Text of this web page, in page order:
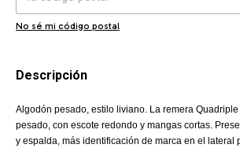
No sé mi código postal
Descripción
Algodón pesado, estilo liviano. La remera
pesado, con escote redondo y mangas cortas.
y espalda, más identificación de marca en el lateral